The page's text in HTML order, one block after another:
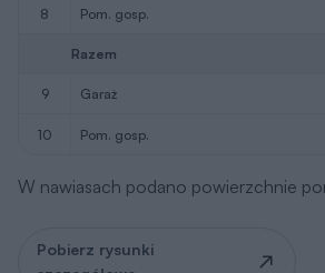
8 pom. gosp.
Razem
9 garaż
10 pom. gosp.
W nawiasach podano powierzchnie
Pobierz rysunki